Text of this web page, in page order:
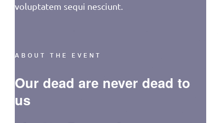
voluptatem sequi nesciunt.
ABOUT THE EVENT
Our dead are never dead to
us